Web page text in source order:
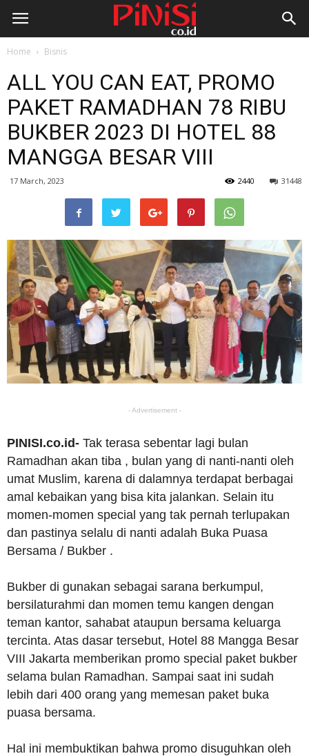
Home Bisnis
ALL YOU CAN EAT, PROMO
PAKET RAMADHAN 78 RIBU
BUKBER 2023 DI HOTEL 88
MANGGA BESAR VIII
17 March, 2023 31448
2440
- Advertisement -
PINISI.co.id- Tak terasa sebentar lagi bulan
Ramadhan akan tiba , bulan yang di nanti-nanti oleh
umat Muslim, karena di dalamnya terdapat berbagai
amal kebaikan yang bisa kita jalankan. Selain itu
momen-momen special yang tak pernah terlupakan
dan pastinya selalu di nanti adalah Buka Puasa
Bersama / Bukber .
Bukber di gunakan sebagai sarana berkumpul,
bersilaturahmi dan momen temu kangen dengan
teman kantor, sahabat ataupun bersama keluarga
tercinta. Atas dasar tersebut, Hotel 88 Mangga Besar
VIII Jakarta memberikan promo special paket bukber
selama bulan Ramadhan. Sampai saat ini sudah
lebih dari 400 orang yang memesan paket buka
puasa bersama.
Hal ini membuktikan bahwa promo disuguhkan oleh